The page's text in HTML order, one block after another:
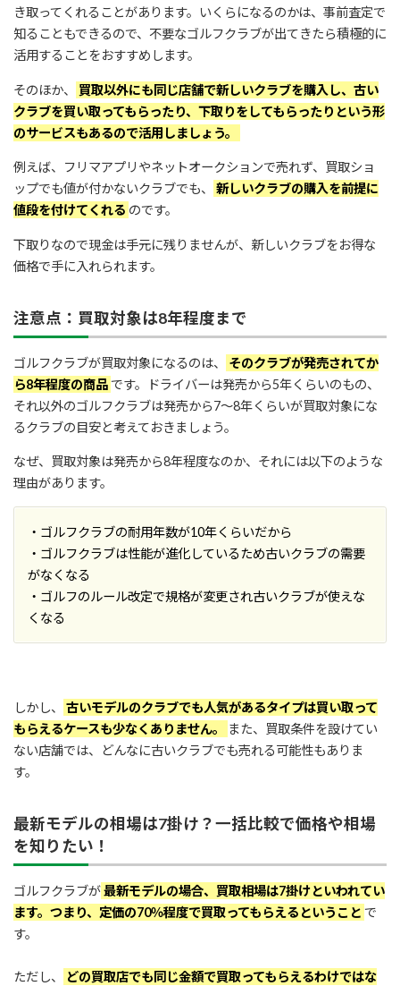
き取ってくれることがあります。いくらになるのかは、事前査定で
知ることもできるので、不要なゴルフクラブが出てきたら積極的に
活用することをおすすめします。
そのほか、
買取以外にも同じ店舗で新しいクラブを購入し、古い
クラブを買い取ってもらったり、下取りをしてもらったりという形
のサービスもあるので活用しましょう。
例えば、フリマアプリやネットオークションで売れず、買取ショ
ップでも値が付かないクラブでも、
新しいクラブの購入を前提に
値段を付けてくれる のです。
下取りなので現金は手元に残りませんが、新しいクラブをお得な
価格で手に入れられます。
注意点：買取対象は8年程度まで
ゴルフクラブが買取対象になるのは、
そのクラブが発売されてか
ら8年程度の商品です。ドライバーは発売から5年くらいのもの、
それ以外のゴルフクラブは発売から7〜8年くらいが買取対象にな
るクラブの目安と考えておきましょう。
なぜ、買取対象は発売から8年程度なのか、それには以下のような
理由があります。
・ゴルフクラブの耐用年数が10年くらいだから
・ゴルフクラブは性能が進化しているため古いクラブの需要
がなくなる
・ゴルフのルール改定で規格が変更され古いクラブが使えな
くなる
しかし、
古いモデルのクラブでも人気があるタイプは買い取って
もらえるケースも少なくありません。
また、買取条件を設けてい
ない店舗では、どんなに古いクラブでも売れる可能性もありま
す。
最新モデルの相場は7掛け？一括比較で価格や相場
を知りたい！
ゴルフクラブが最新モデルの場合、買取相場は7掛けといわれてい
ます。つまり、定価の70％程度で買取ってもらえるということ で
す。
ただし、
どの買取店でも同じ金額で買取ってもらえるわけではな